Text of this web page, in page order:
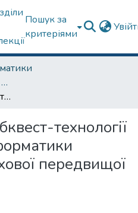
Пошук за
критеріями
Анотації до дипломних робіт
Застосування вебквест-технології при вивченні інформатики здобувачами фахової передвищої освіти
технології
передвищої